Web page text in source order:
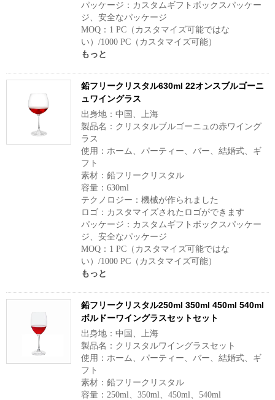
パッケージ：カスタムギフトボックスパッケー
ジ、安全なパッケージ
MOQ：1 PC（カスタマイズ可能ではな
い）/1000 PC（カスタマイズ可能）
もっと
鉛フリークリスタル630ml 22オンスブルゴーニ
ュワイングラス
出身地：中国、上海
製品名：クリスタルブルゴーニュの赤ワイング
ラス
使用：ホーム、パーティー、バー、結婚式、ギ
フト
素材：鉛フリークリスタル
容量：630ml
テクノロジー：機械が作られました
ロゴ：カスタマイズされたロゴができます
パッケージ：カスタムギフトボックスパッケー
ジ、安全なパッケージ
MOQ：1 PC（カスタマイズ可能ではな
い）/1000 PC（カスタマイズ可能）
もっと
鉛フリークリスタル250ml 350ml 450ml 540ml
ボルドーワイングラスセットセット
出身地：中国、上海
製品名：クリスタルワイングラスセット
使用：ホーム、パーティー、バー、結婚式、ギ
フト
素材：鉛フリークリスタル
容量：250ml、350ml、450ml、540ml